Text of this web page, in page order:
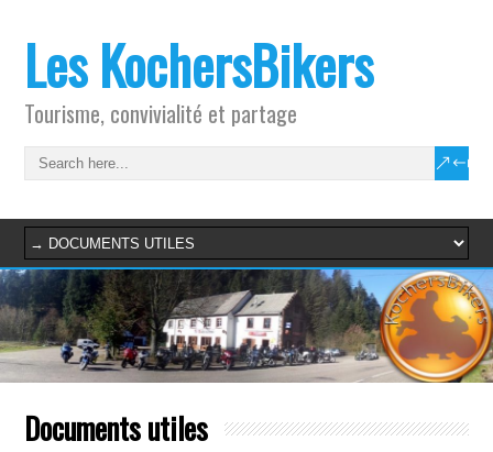
Les KochersBikers
Tourisme, convivialité et partage
Documents utiles